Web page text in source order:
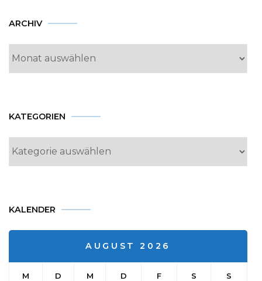
ARCHIV Archiv
KATEGORIEN
Kategorien
KALENDER
AUGUST 2026
M D M D F S S